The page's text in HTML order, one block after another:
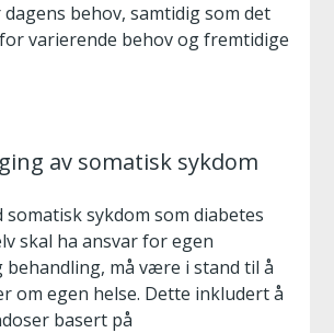
behov, samtidig som det
varierende behov og fremtidige
av somatisk sykdom
somatisk sykdom som diabetes
skal ha ansvar for egen
må være i stand til å
om egen helse. Dette inkludert å
basert på